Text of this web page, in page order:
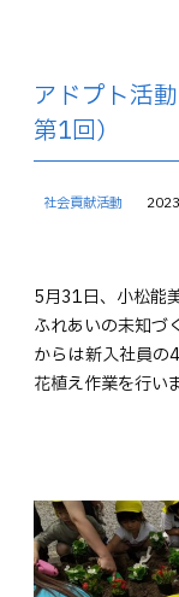
アドプト活
第1回）
社会貢献活動
5月31日、小松能
ふれあいの未知づ
からは新入社員の
花植え作業を行い